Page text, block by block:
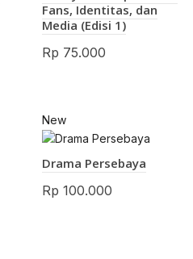
Fans, Identitas, dan
Media (Edisi 1)
Rp 75.000
New
Drama Persebaya
Rp 100.000